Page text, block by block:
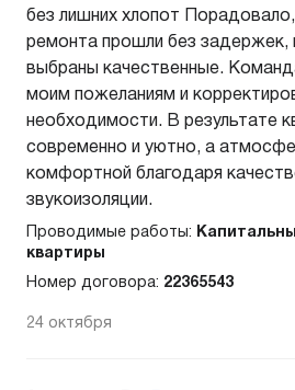
без лишних хлопот
ремонта прошли без задержек,
выбраны качественные.
моим пожеланиям и
необходимости. В результате
современно и уютно, а
комфортной благодаря
звукоизоляции.
Проводимые работы:
квартиры
Номер договора: 22365543
24 октября